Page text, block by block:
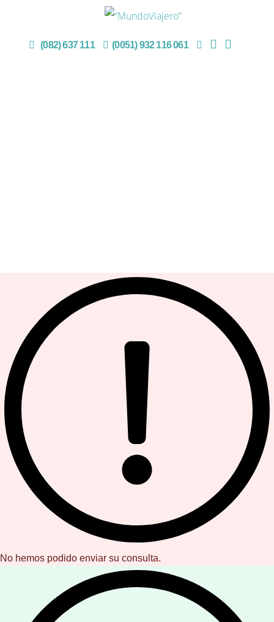
(082) 637 111 (0051) 932 116 061
No hemos podido enviar su consulta.